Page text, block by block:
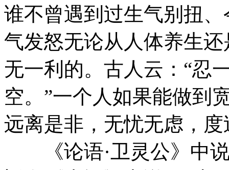
谁不曾遇到过生气别扭
气发怒无论从人体养生
无一利的。古人云：“忍
空。”一个人如果能做到
远离是非，无忧无虑，
《论语·卫灵公》中说